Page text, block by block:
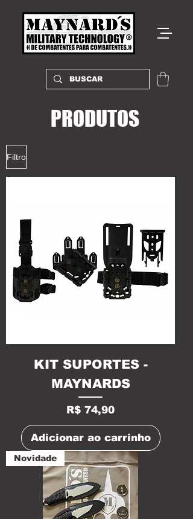
PRODUTOS
Filtro
KIT SUPORTES -
MAYNARDS
Preço
R$ 74,90
Adicionar ao carrinho
Novidade